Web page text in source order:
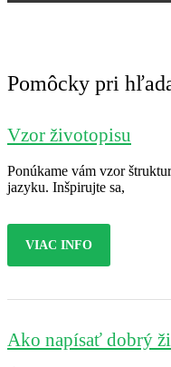
Pomôcky pri
Vzor životopisu
Ponúkame vám vzor
jazyku. Inšpirujte sa,
VIAC INFO
Ako napísať dobrý